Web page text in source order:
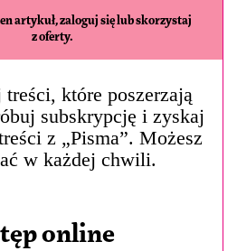
artykuł, zaloguj się lub skorzystaj
z oferty.
treści, które poszerzają
subskrypcję i zyskaj
z „Pisma”. Możesz
w każdej chwili.
online